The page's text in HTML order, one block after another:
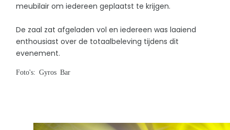
meubilair om iedereen geplaatst te krijgen.
De zaal zat afgeladen vol en iedereen was laaiend
enthousiast over de totaalbeleving tijdens dit
evenement.
Foto's: Gyros Bar